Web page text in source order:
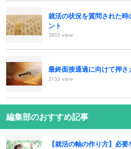
就活の状況を質問された
ント
3951 view
最終面接通過に向けて押
2133 view
編集部のおすすめ記事
【就活の軸の作り方】必